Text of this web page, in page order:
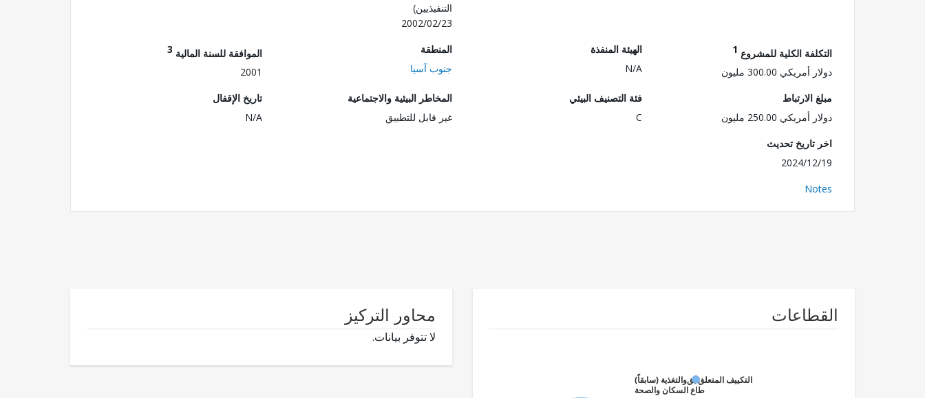
التنفيذيين)
2002/02/23
التكلفة الكلية للمشروع 1
دولار أمريكي 300.00 مليون
الهيئة المنفذة
N/A
المنطقة
جنوب آسيا
الموافقة للسنة المالية 3
2001
مبلغ الارتباط
دولار أمريكي 250.00 مليون
فئة التصنيف البيئي
C
المخاطر البيئية والاجتماعية
غير قابل للتطبيق
تاريخ الإقفال
N/A
اخر تاريخ تحديث
2024/12/19
Notes
القطاعات
التكييف المتعلق بقطاع السكان والصحة
والتغذية (سابقاً)
محاور التركيز
لا تتوفر بيانات.